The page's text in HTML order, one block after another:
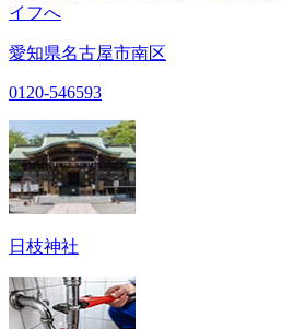
イフへ
愛知県名古屋市南区
0120-546593
日枝神社